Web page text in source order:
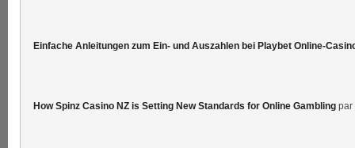
Einfache Anleitungen zum Ein- und Auszahlen bei Playbet Online-
How Spinz Casino NZ is Setting New Standards for Online Gambling par